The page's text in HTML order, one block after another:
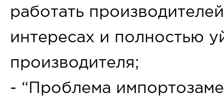
работать
интересах и полностью
производителя;
- “Проблема